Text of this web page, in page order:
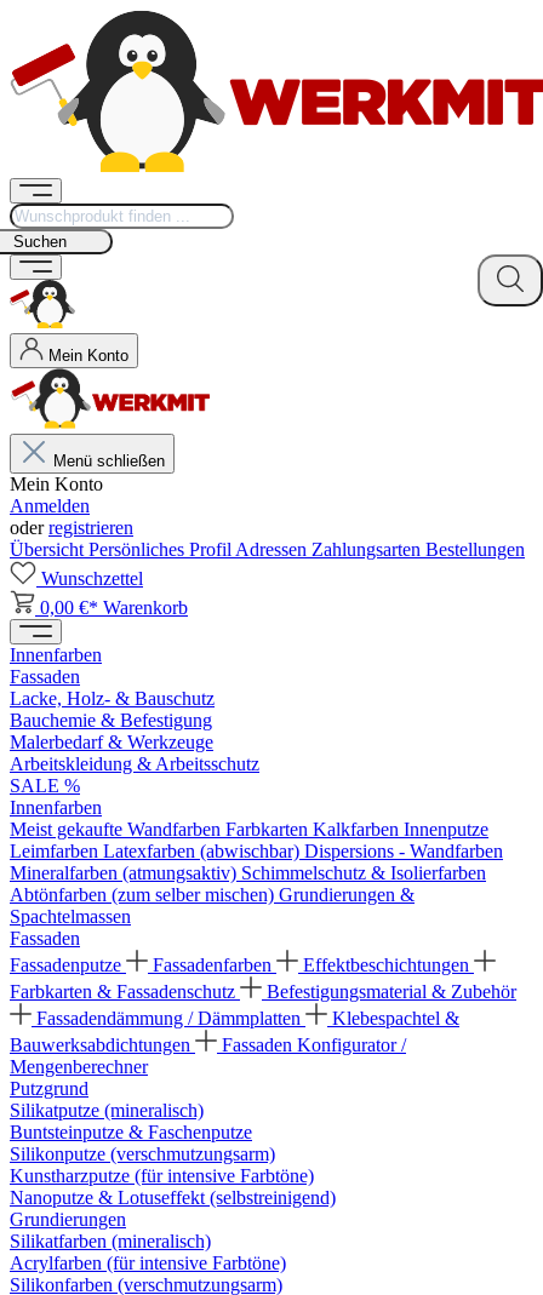
Suchen
Mein Konto
Menü schließen
Mein Konto
Anmelden
oderregistrieren
Übersicht Persönliches Profil Adressen Zahlungsarten Bestellungen
Wunschzettel
0,00 €* Warenkorb
Innenfarben
Fassaden
Lacke, Holz- & Bauschutz
Bauchemie & Befestigung
Malerbedarf & Werkzeuge
Arbeitskleidung & Arbeitsschutz
SALE %
Innenfarben
Meist gekaufte Wandfarben Farbkarten Kalkfarben Innenputze
Leimfarben Latexfarben (abwischbar) Dispersions - Wandfarben
Mineralfarben (atmungsaktiv) Schimmelschutz & Isolierfarben
Abtönfarben (zum selber mischen) Grundierungen &
Spachtelmassen
Fassaden
Fassadenputze
Fassadenfarben
Effektbeschichtungen
Farbkarten & Fassadenschutz
Befestigungsmaterial & Zubehör
Fassadendämmung / Dämmplatten
Klebespachtel &
Bauwerksabdichtungen
Fassaden Konfigurator /
Mengenberechner
Putzgrund
Silikatputze (mineralisch)
Buntsteinputze & Faschenputze
Silikonputze (verschmutzungsarm)
Kunstharzputze (für intensive Farbtöne)
Nanoputze & Lotuseffekt (selbstreinigend)
Grundierungen
Silikatfarben (mineralisch)
Acrylfarben (für intensive Farbtöne)
Silikonfarben (verschmutzungsarm)